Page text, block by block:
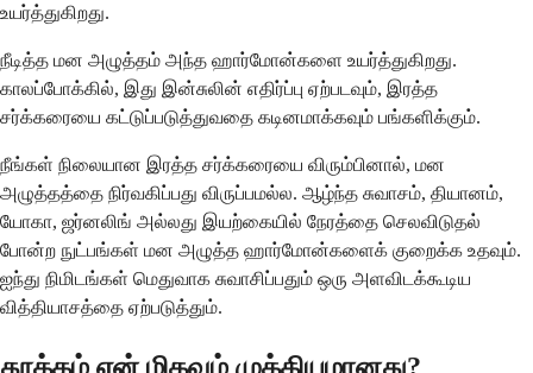
உயர்த்துகிறது.
நீடித்த மன அழுத்தம் அந்த ஹார்மோன்களை உயர்த்துகிறது.
காலப்போக்கில், இது இன்சுலின் எதிர்ப்பு ஏற்படவும், இரத்த
சர்க்கரையை கட்டுப்படுத்துவதை கடினமாக்கவும் பங்களிக்கும்.
நீங்கள் நிலையான இரத்த சர்க்கரையை விரும்பினால், மன
அழுத்தத்தை நிர்வகிப்பது விருப்பமல்ல. ஆழ்ந்த சுவாசம், தியானம்,
யோகா, ஜர்னலிங் அல்லது இயற்கையில் நேரத்தை செலவிடுதல்
போன்ற நுட்பங்கள் மன அழுத்த ஹார்மோன்களைக் குறைக்க உதவும்.
ஐந்து நிமிடங்கள் மெதுவாக சுவாசிப்பதும் ஒரு அளவிடக்கூடிய
வித்தியாசத்தை ஏற்படுத்தும்.
தூக்கம் ஏன் மிகவும் முக்கியமானது?